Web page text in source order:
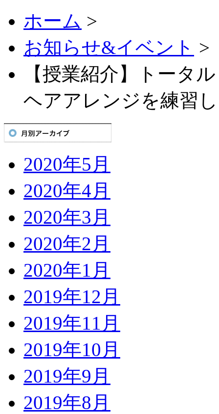
ホーム >
お知らせ&イベント >
【授業紹介】トータ
ヘアアレンジを練習
2020年5月
2020年4月
2020年3月
2020年2月
2020年1月
2019年12月
2019年11月
2019年10月
2019年9月
2019年8月